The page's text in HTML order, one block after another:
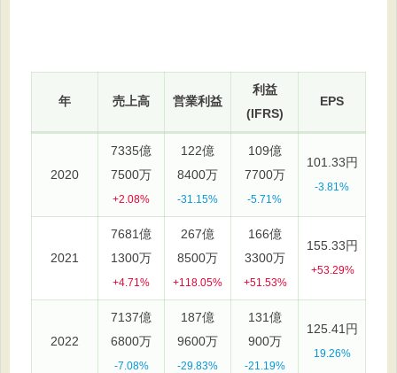
年 売上高 営業利益
利益
(IFRS)
EPS
2020
7335億
7500万
+2.08%
122億
8400万
-31.15%
109億
7700万
-5.71%
101.33円
-3.81%
2021
7681億
1300万
+4.71%
267億
8500万
+118.05%
166億
3300万
+51.53%
155.33円
+53.29%
2022
7137億
6800万
-7.08%
187億
9600万
-29.83%
131億
900万
-21.19%
125.41円
19.26%